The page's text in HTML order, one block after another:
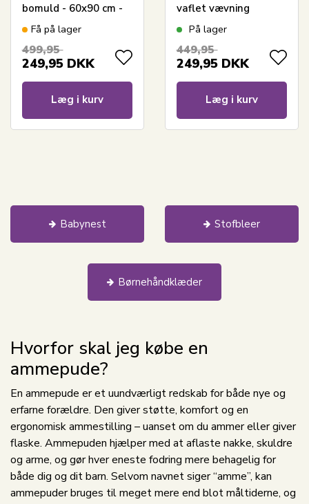
bomuld - 60x90 cm -
Støvet grøn
Få på lager
499,95
249,95 DKK
Læg i kurv
vaflet vævning
På lager
449,95
249,95 DKK
Læg i kurv
Babynest Stofbleer
Børnehåndklæder
Hvorfor skal jeg købe en
ammepude?
En ammepude er et uundværligt redskab for både nye og
erfarne forældre. Den giver støtte, komfort og en
ergonomisk ammestilling – uanset om du ammer eller giver
flaske. Ammepuden hjælper med at aflaste nakke, skuldre
og arme, og gør hver eneste fodring mere behagelig for
både dig og dit barn. Selvom navnet siger “amme”, kan
ammepuder bruges til meget mere end blot måltiderne, og